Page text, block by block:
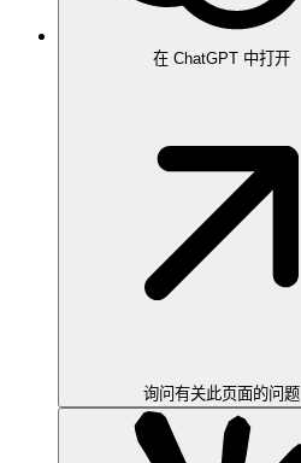
在 ChatGPT 中打开
询问有关此页面的问题